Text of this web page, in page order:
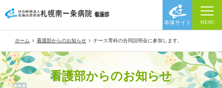
ホーム 看護部からのお知らせ ナース専科の合同説明会に参加します。
看護部からのお知らせ